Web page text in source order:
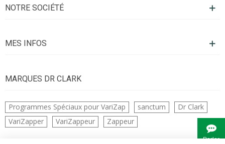
NOTRE SOCIÉTÉ
MES INFOS
MARQUES DR CLARK
Programmes Spéciaux pour VariZap sanctum
Dr Clark
VariZapper
VariZappeur Zappeur
Parler